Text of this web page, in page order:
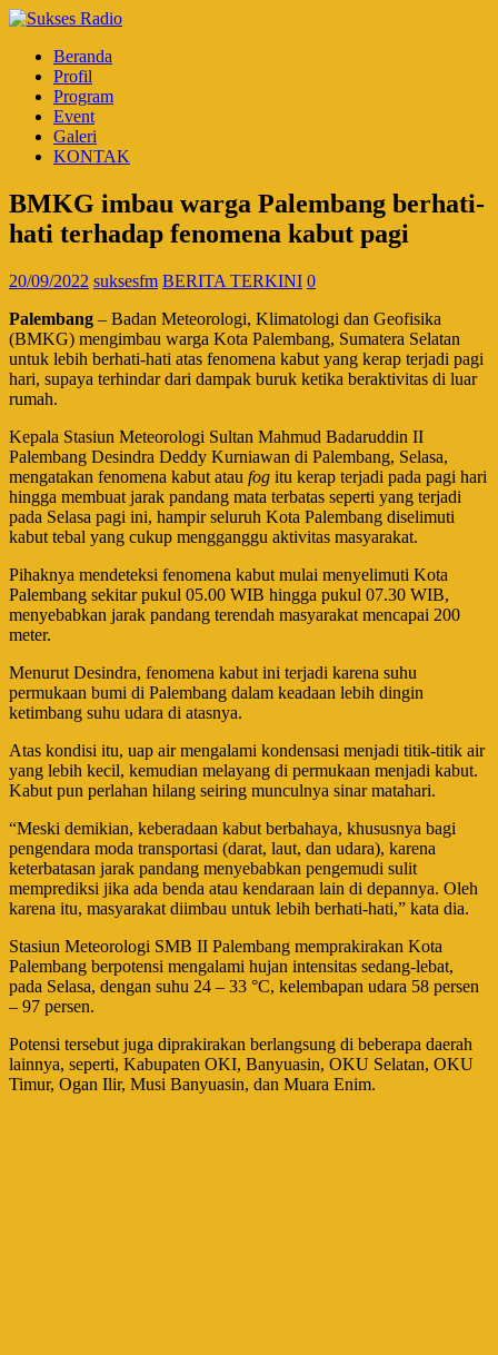
Beranda
Profil
Program
Event
Galeri
KONTAK
BMKG imbau warga Palembang berhati-
hati terhadap fenomena kabut pagi
20/09/2022 suksesfm BERITA TERKINI 0
Palembang – Badan Meteorologi, Klimatologi dan Geofisika
(BMKG) mengimbau warga Kota Palembang, Sumatera Selatan
untuk lebih berhati-hati atas fenomena kabut yang kerap terjadi pagi
hari, supaya terhindar dari dampak buruk ketika beraktivitas di luar
rumah.
Kepala Stasiun Meteorologi Sultan Mahmud Badaruddin II
Palembang Desindra Deddy Kurniawan di Palembang, Selasa,
mengatakan fenomena kabut atau fog itu kerap terjadi pada pagi hari
hingga membuat jarak pandang mata terbatas seperti yang terjadi
pada Selasa pagi ini, hampir seluruh Kota Palembang diselimuti
kabut tebal yang cukup mengganggu aktivitas masyarakat.
Pihaknya mendeteksi fenomena kabut mulai menyelimuti Kota
Palembang sekitar pukul 05.00 WIB hingga pukul 07.30 WIB,
menyebabkan jarak pandang terendah masyarakat mencapai 200
meter.
Menurut Desindra, fenomena kabut ini terjadi karena suhu
permukaan bumi di Palembang dalam keadaan lebih dingin
ketimbang suhu udara di atasnya.
Atas kondisi itu, uap air mengalami kondensasi menjadi titik-titik air
yang lebih kecil, kemudian melayang di permukaan menjadi kabut.
Kabut pun perlahan hilang seiring munculnya sinar matahari.
“Meski demikian, keberadaan kabut berbahaya, khususnya bagi
pengendara moda transportasi (darat, laut, dan udara), karena
keterbatasan jarak pandang menyebabkan pengemudi sulit
memprediksi jika ada benda atau kendaraan lain di depannya. Oleh
karena itu, masyarakat diimbau untuk lebih berhati-hati,” kata dia.
Stasiun Meteorologi SMB II Palembang memprakirakan Kota
Palembang berpotensi mengalami hujan intensitas sedang-lebat,
pada Selasa, dengan suhu 24 – 33 °C, kelembapan udara 58 persen
– 97 persen.
Potensi tersebut juga diprakirakan berlangsung di beberapa daerah
lainnya, seperti, Kabupaten OKI, Banyuasin, OKU Selatan, OKU
Timur, Ogan Ilir, Musi Banyuasin, dan Muara Enim.